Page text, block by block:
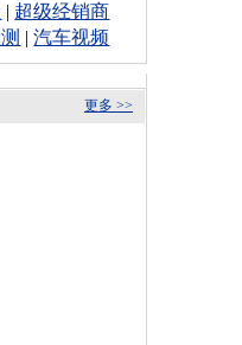
| 超级经销商
|汽车视频
更多 >>